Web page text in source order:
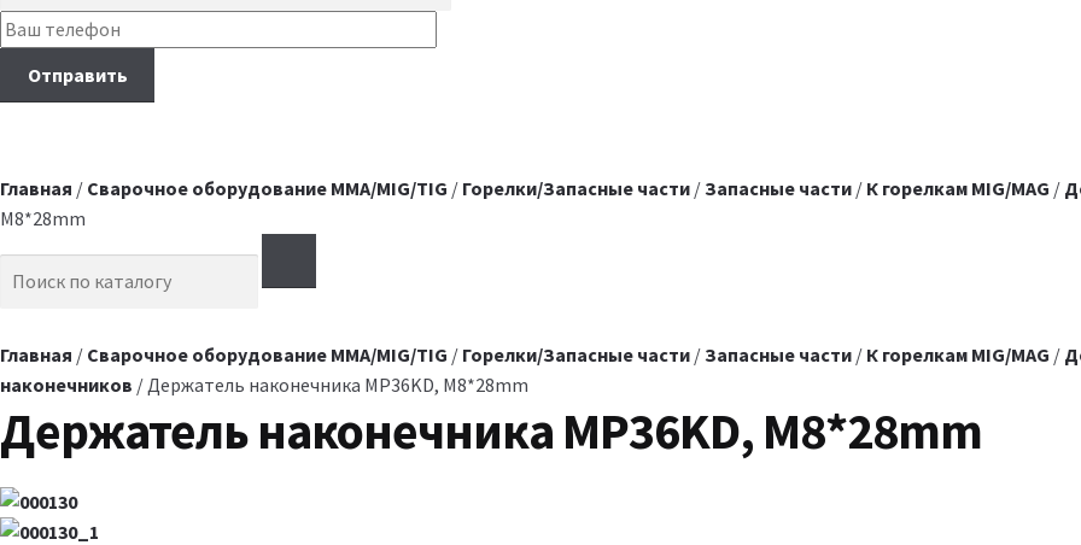
Главная / Сварочное оборудование MMA/MIG/TIG / Горелки/Запасные части / Запасные части / К горелкам MIG/MAG /
M8*28mm
Search for:
Главная / Сварочное оборудование MMA/MIG/TIG / Горелки/Запасные части / Запасные части / К горелкам MIG/MAG /
наконечников / Держатель наконечника MP36KD, M8*28mm
Держатель наконечника MP36KD, M8*28mm